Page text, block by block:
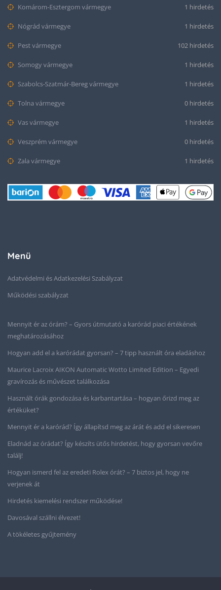
Komárom-Esztergom vármegye 1 hirdetés
Nógrád vármegye 1 hirdetés
Pest vármegye 102 hirdetés
Somogy vármegye 1 hirdetés
Szabolcs-Szatmár-Bereg vármegye 1 hirdetés
Tolna vármegye 0 hirdetés
Vas vármegye 1 hirdetés
Veszprém vármegye 0 hirdetés
Zala vármegye 1 hirdetés
Menü
Adatvédelmi és Adatkezelési Szabályzat
Működési szabályzat
Mennyit ér az órám? – Gyors útmutató a karórád piaci értékének
meghatározásához
Hogyan add el a karórádat gyorsan? – 7 tipp használt óra eladáshoz
Maurice Lacroix AIKON Automatic Wotto Limited Edition – Egyedi
gravírozás és művészet találkozása
Használt órák gondozása és karbantartása – hogyan őrizd meg az
értéküket?
Mennyit ér a karórád? Így állapítsd meg az árát és add el sikeresen
Eladnád az órádat? Így készíts ütős hirdetést, hogy gyorsan vevőre
találj!
Hogyan ismerd fel az eredeti Rolex órát? – 7 biztos jel, hogy ne
verjenek át
Hirdetés kiemelési rendszer működése!
Davosával szállni élvezet!
A tökéletes gyűjtemény